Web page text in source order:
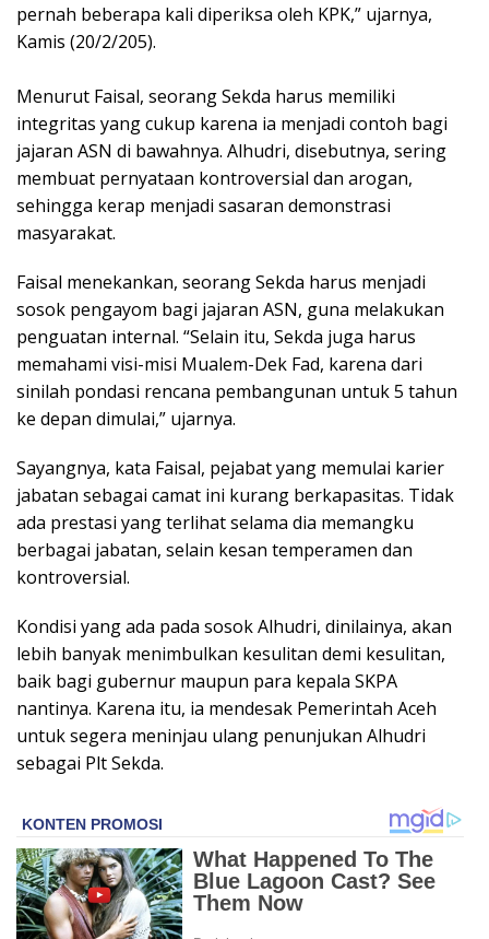
pernah beberapa kali diperiksa oleh KPK,” ujarnya,
Kamis (20/2/205).
Menurut Faisal, seorang Sekda harus memiliki
integritas yang cukup karena ia menjadi contoh bagi
jajaran ASN di bawahnya. Alhudri, disebutnya, sering
membuat pernyataan kontroversial dan arogan,
sehingga kerap menjadi sasaran demonstrasi
masyarakat.
Faisal menekankan, seorang Sekda harus menjadi
sosok pengayom bagi jajaran ASN, guna melakukan
penguatan internal. “Selain itu, Sekda juga harus
memahami visi-misi Mualem-Dek Fad, karena dari
sinilah pondasi rencana pembangunan untuk 5 tahun
ke depan dimulai,” ujarnya.
Sayangnya, kata Faisal, pejabat yang memulai karier
jabatan sebagai camat ini kurang berkapasitas. Tidak
ada prestasi yang terlihat selama dia memangku
berbagai jabatan, selain kesan temperamen dan
kontroversial.
Kondisi yang ada pada sosok Alhudri, dinilainya, akan
lebih banyak menimbulkan kesulitan demi kesulitan,
baik bagi gubernur maupun para kepala SKPA
nantinya. Karena itu, ia mendesak Pemerintah Aceh
untuk segera meninjau ulang penunjukan Alhudri
sebagai Plt Sekda.